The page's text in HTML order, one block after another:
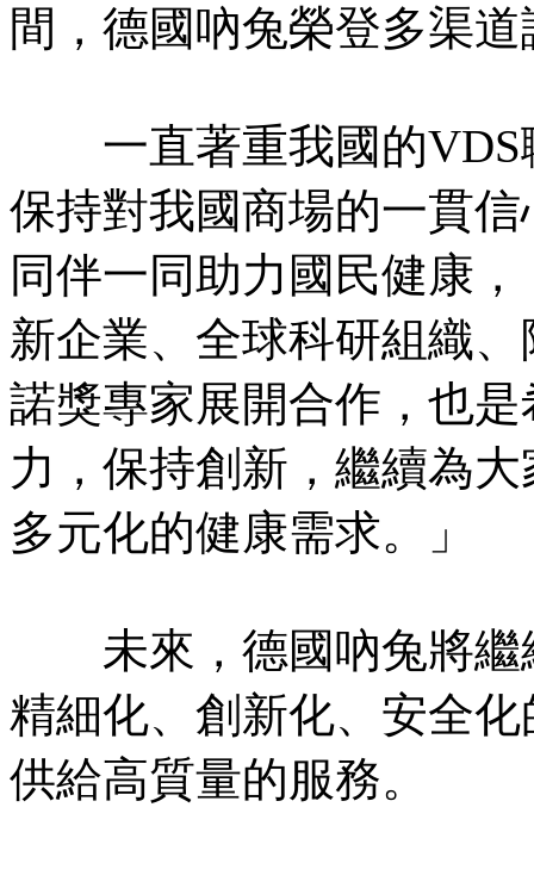
間，德國吶兔榮登多渠道
一直著重我國的VDS
保持對我國商場的一貫
同伴一同助力國民健康
新企業、全球科研組織
諾獎專家展開合作，也
力，保持創新，繼續為
多元化的健康需求。」
未來，德國吶兔將繼
精細化、創新化、安全
供給高質量的服務。